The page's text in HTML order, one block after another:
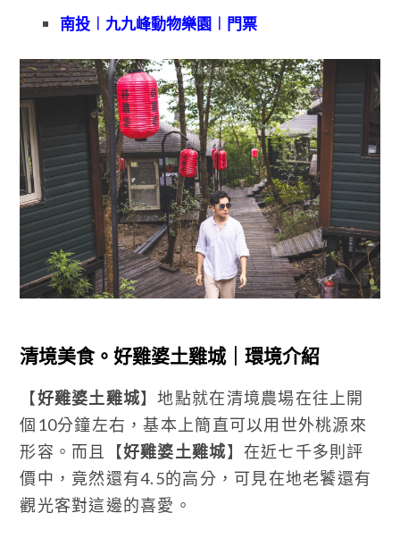
南投︱九九峰動物樂園︱門票
清境美食。好雞婆土雞城｜環境介紹
【好雞婆土雞城】地點就在清境農場在往上開
個10分鐘左右，基本上簡直可以用世外桃源來
形容。而且【好雞婆土雞城】在近七千多則評
價中，竟然還有4.5的高分，可見在地老饕還有
觀光客對這邊的喜愛。